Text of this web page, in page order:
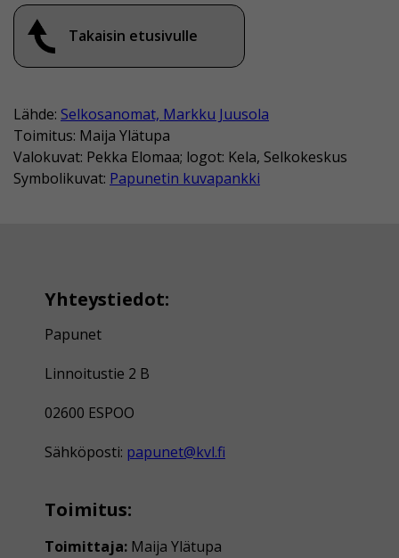
Takaisin etusivulle
Lähde: Selkosanomat, Markku Juusola
Toimitus: Maija Ylätupa
Valokuvat: Pekka Elomaa; logot: Kela, Selkokeskus
Symbolikuvat: Papunetin kuvapankki
Yhteystiedot:
Papunet
Linnoitustie 2 B
02600 ESPOO
Sähköposti: papunet@kvl.fi
Toimitus:
Toimittaja: Maija Ylätupa